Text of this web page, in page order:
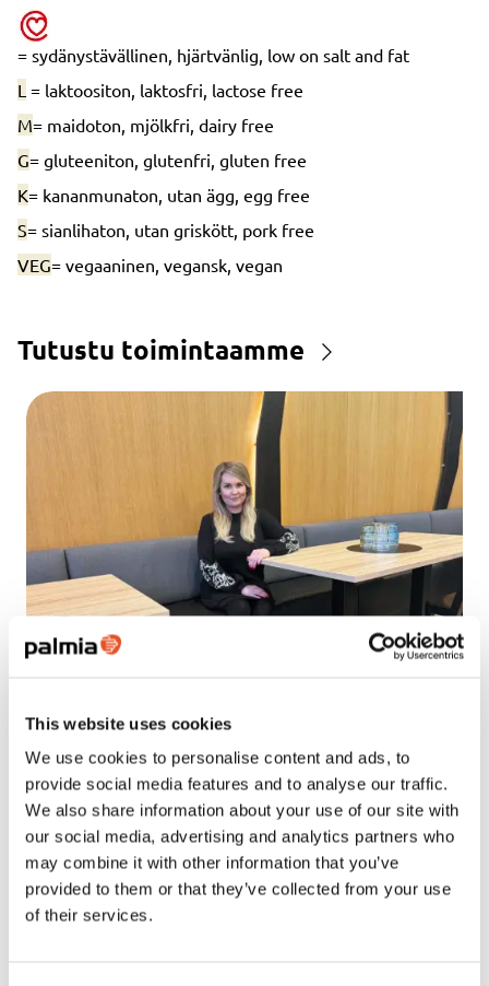
This website uses cookies
We use cookies to personalise content and ads, to
provide social media features and to analyse our traffic.
We also share information about your use of our site with
our social media, advertising and analytics partners who
may combine it with other information that you’ve
provided to them or that they’ve collected from your use
of their services.
= sydänystävällinen, hjärtvänlig, low on salt and fat
L = laktoositon, laktosfri, lactose free
M= maidoton, mjölkfri, dairy free
G= gluteeniton, glutenfri, gluten free
K= kananmunaton, utan ägg, egg free
S= sianlihaton, utan griskött, pork free
VEG= vegaaninen, vegansk, vegan
Tutustu toimintaamme
Uutinen
Ravintola-alan osaaja ja innostaja –
Palmian Tiia-Riina tuomaroi Taitaja-
kilpailussa
Lue uutinen